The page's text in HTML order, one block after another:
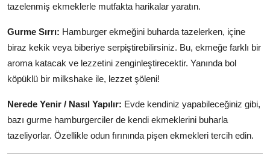
tazelenmiş ekmeklerle mutfakta harikalar yaratın.
Gurme Sırrı: Hamburger ekmeğini buharda tazelerken, içine
biraz kekik veya biberiye serpiştirebilirsiniz. Bu, ekmeğe farklı bir
aroma katacak ve lezzetini zenginleştirecektir. Yanında bol
köpüklü bir milkshake ile, lezzet şöleni!
Nerede Yenir / Nasıl Yapılır: Evde kendiniz yapabileceğiniz gibi,
bazı gurme hamburgerciler de kendi ekmeklerini buharla
tazeliyorlar. Özellikle odun fırınında pişen ekmekleri tercih edin.